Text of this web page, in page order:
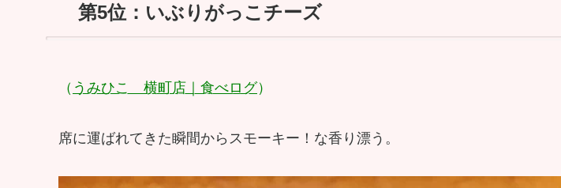
第5位：いぶりがっこチーズ
（ うみひこ 横町店｜食べログ）
席に運ばれてきた瞬間からスモーキー！な香り漂う。